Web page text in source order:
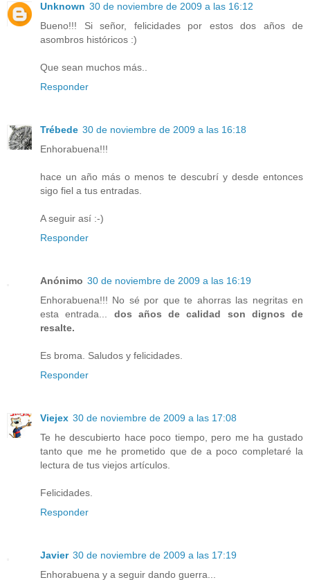
Unknown 30 de noviembre de 2009 a las 16:12
Bueno!!! Si señor, felicidades por estos dos años de
asombros históricos :)
Que sean muchos más..
Responder
Trébede 30 de noviembre de 2009 a las 16:18
Enhorabuena!!!
hace un año más o menos te descubrí y desde entonces
sigo fiel a tus entradas.
A seguir así :-)
Responder
Anónimo 30 de noviembre de 2009 a las 16:19
Enhorabuena!!! No sé por que te ahorras las negritas en
esta entrada... dos años de calidad son dignos de
resalte.
Es broma. Saludos y felicidades.
Responder
Viejex 30 de noviembre de 2009 a las 17:08
Te he descubierto hace poco tiempo, pero me ha gustado
tanto que me he prometido que de a poco completaré la
lectura de tus viejos artículos.
Felicidades.
Responder
Javier 30 de noviembre de 2009 a las 17:19
Enhorabuena y a seguir dando guerra...